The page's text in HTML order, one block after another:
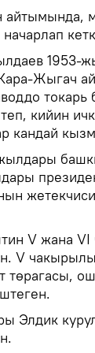
1953-
Жыгач
токарь
кийин
кандай
V жана
V
төрагасы,
Элдик